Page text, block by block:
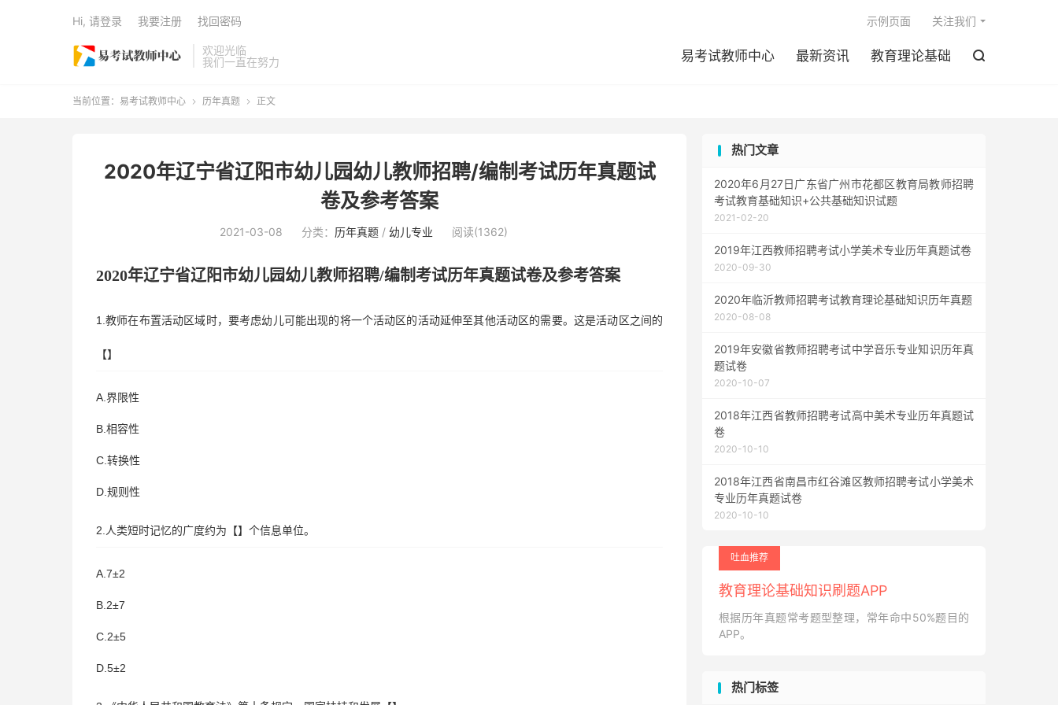
欢迎光临
我们一直在努力
易考试教师中心 最新资讯 教育理论基础 
示例页面 关注我们
Hi, 请登录 我要注册 找回密码
当前位置： 易考试教师中心  历年真题  正文
2020年辽宁省辽阳市幼儿园幼儿教师招聘/编制考试历年真题试
卷及参考答案
2021-03-08 分类： 历年真题 / 幼儿专业 阅读(1362)
2020年辽宁省辽阳市幼儿园幼儿教师招聘/编制考试历年真题试卷及参考答案
1.教师在布置活动区域时，要考虑幼儿可能出现的将一个活动区的活动延伸至其他活动区的需要。这是活动区之间的
【】
A.界限性
B.相容性
C.转换性
D.规则性
2.人类短时记忆的广度约为【】个信息单位。
A.7±2
B.2±7
C.2±5
D.5±2
热门文章
2020年6月27日广东省广州市花都区教育局教师招聘
考试教育基础知识+公共基础知识试题
2021-02-20
2019年江西教师招聘考试小学美术专业历年真题试卷
2020-09-30
2020年临沂教师招聘考试教育理论基础知识历年真题
2020-08-08
2019年安徽省教师招聘考试中学音乐专业知识历年真
题试卷
2020-10-07
2018年江西省教师招聘考试高中美术专业历年真题试
卷
2020-10-10
2018年江西省南昌市红谷滩区教师招聘考试小学美术
专业历年真题试卷
2020-10-10
吐血推荐
教育理论基础知识刷题APP
根据历年真题常考题型整理，常年命中50%题目的
APP。
热门标签